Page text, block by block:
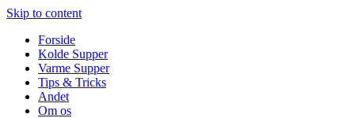
Skip to content
Forside
Kolde Supper
Varme Supper
Tips & Tricks
Andet
Om os